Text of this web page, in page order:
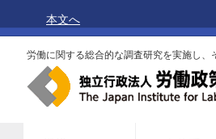
本文へ
労働に関する総合的な調査研究を実施し、